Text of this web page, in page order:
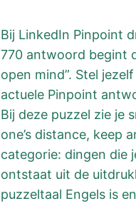
Bij LinkedIn Pinpoint
770 antwoord begint
open mind”. Stel
actuele Pinpoint
Bij deze puzzel zie je
one’s distance, keep
categorie: dingen die
ontstaat uit de
puzzeltaal Engels is